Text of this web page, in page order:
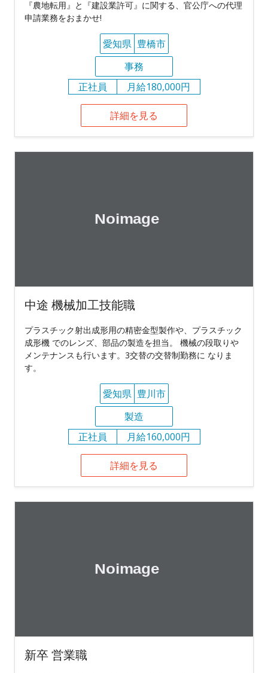
『農地転用』と『建設業許可』に関する、官公庁への代理
申請業務をおまかせ!
愛知県 豊橋市
事務
正社員
月給180,000円
詳細を見る
中途 機械加工技能職
プラスチック射出成形用の精密金型製作や、プラスチック
成形機 でのレンズ、部品の製造を担当。 機械の段取りや
メンテナンスも行います。3交替の交替制勤務に なりま
す。
愛知県 豊川市
製造
正社員
月給160,000円
詳細を見る
新卒 営業職